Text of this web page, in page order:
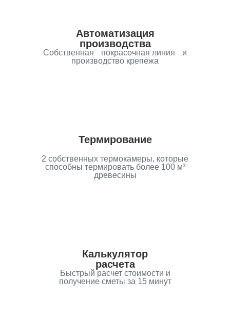
Автоматизация
производства
Собственная покрасочная линия и
производство крепежа
Термирование
2 собственных термокамеры, которые
способны термировать более 100 м³
древесины
Калькулятор
расчета
Быстрый расчет стоимости и
получение сметы за 15 минут